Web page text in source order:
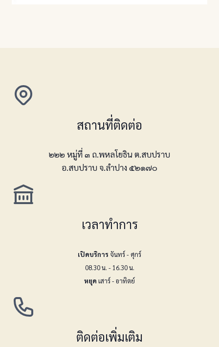
สถานที่ติดต่อ
๒๒๒ หมู่ที่ ๓ ถ.พหลโยธิน ต.สบปราบ
อ.สบปราบ จ.ลำปาง ๕๒๑๗๐
เวลาทำการ
เปิดบริการ จันทร์ - ศุกร์
08.30 น. - 16.30 น.
หยุด เสาร์ - อาทิตย์
ติดต่อเพิ่มเติม